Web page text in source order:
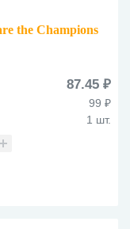
the Champions
87.45 ₽
99 ₽
1 шт.